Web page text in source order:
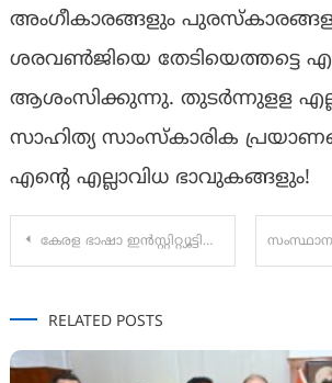
അംഗീകാരങ്ങളും
ശരവൺജിയെ തേടിയെത്തട്ടെ
ആശംസിക്കുന്നു. തുടർന്നുളള
സാഹിത്യ സാംസ്കാരിക
എന്റെ എല്ലാവിധ ഭാവുകങ്ങളും!
Post
കേരള ഭാഷാ ഇൻസ്റ്റിറ്റ്യൂട്ടിൽ ലോകപരിസ്ഥിതിദിനം ആഘോഷിച്ചു.
RELATED POSTS